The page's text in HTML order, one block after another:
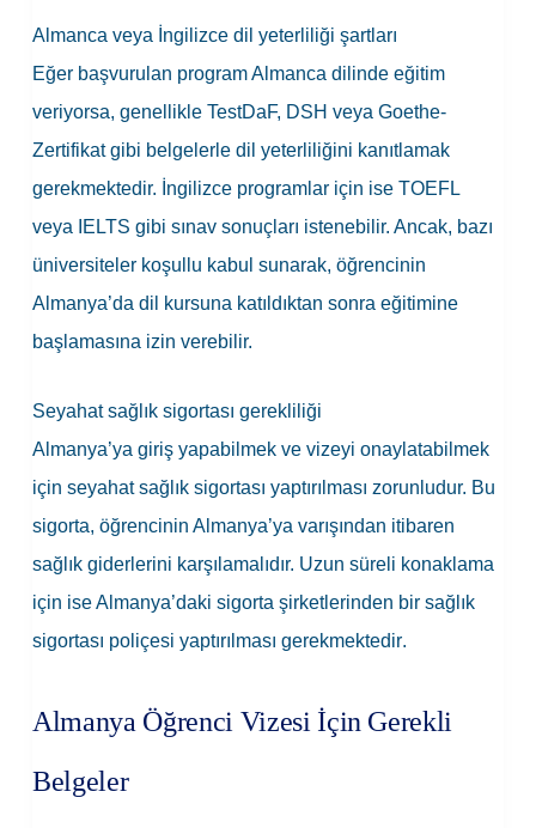
Almanca veya İngilizce dil yeterliliği şartları
Eğer başvurulan program Almanca dilinde eğitim
veriyorsa, genellikle TestDaF, DSH veya Goethe-
Zertifikat gibi belgelerle dil yeterliliğini kanıtlamak
gerekmektedir. İngilizce programlar için ise TOEFL
veya IELTS gibi sınav sonuçları istenebilir. Ancak, bazı
üniversiteler koşullu kabul sunarak, öğrencinin
Almanya’da dil kursuna katıldıktan sonra eğitimine
başlamasına izin verebilir.
Seyahat sağlık sigortası gerekliliği
Almanya’ya giriş yapabilmek ve vizeyi onaylatabilmek
için seyahat sağlık sigortası yaptırılması zorunludur. Bu
sigorta, öğrencinin Almanya’ya varışından itibaren
sağlık giderlerini karşılamalıdır. Uzun süreli konaklama
için ise Almanya’daki sigorta şirketlerinden bir sağlık
sigortası poliçesi yaptırılması gerekmektedir.
Almanya Öğrenci Vizesi İçin Gerekli
Belgeler